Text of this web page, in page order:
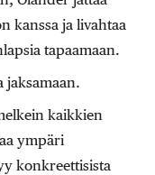
kanssa ja livahtaa
tapaamaan.
jaksamaan.
kaikkien
ympäri
konkreettisista